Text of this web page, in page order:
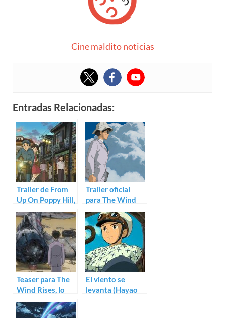
Cine maldito noticias
Entradas Relacionadas:
Trailer de From
Up On Poppy Hill,
lo nuevo de Goro
Miyazaki
Trailer oficial
para The Wind
Rises de Hayao
Miyazaki
Teaser para The
Wind Rises, lo
nuevo de Hayao
Miyazaki
El viento se
levanta (Hayao